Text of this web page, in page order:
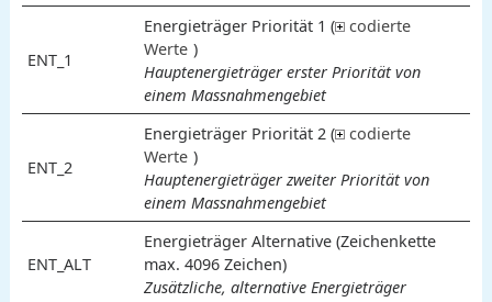
ENT_1
Energieträger Priorität 1 (
codierte
Werte )
Hauptenergieträger erster Priorität von
einem Massnahmengebiet
W
er
t
1
Hochwertige Abwärme
2
Niederwertige Abwärme
3 Oberflächenwasser
4 Grundwasser
5 Erdwärme
6 Holz
7 Umgebungsluft
8 Sonne
9 Biomasse
10 Fossile Energieträger
11 Elektrizität
90 Massnahme ohne Energieträger
95 nicht definiert
98 andere
99
unbekannt
ENT_2
Energieträger Priorität 2 (
codierte
Werte )
Hauptenergieträger zweiter Priorität von
einem Massnahmengebiet
W
er
t
Bedeutung
1
Hochwertige Abwärme
(Vorlauftemperatur >= 60 °C)
2
Niederwertige Abwärme
(Vorlauftemperatur < 60 °C)
3 Oberflächenwasser
4 Grundwasser
5 Erdwärme
6 Holz
7 Umgebungsluft
8 Sonne
9 Biomasse
10 Fossile Energieträger
11 Elektrizität
90 Massnahme ohne Energieträger
95 nicht definiert
98 andere
99
unbekannt
ENT_ALT
Energieträger Alternative (Zeichenkette
max. 4096 Zeichen)
Zusätzliche, alternative Energieträger